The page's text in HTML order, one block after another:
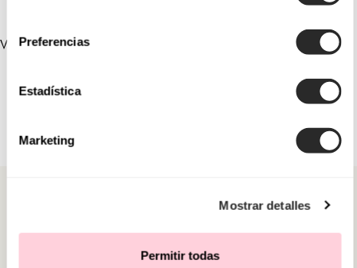
Preferencias
Estadística
Marketing
Mostrar detalles
Permitir todas
VERLINKTE SAMMLUNGEN